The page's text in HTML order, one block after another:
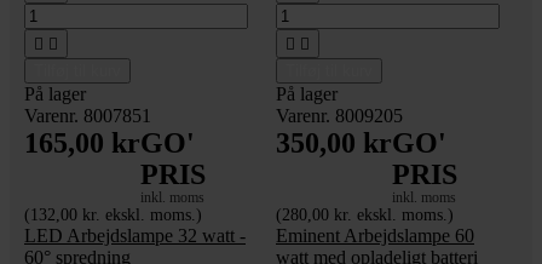
 
På lager
Varenr. 8007851
165,00 krGO'
PRIS
inkl. moms
(132,00 kr. ekskl. moms.)
LED Arbejdslampe 32 watt -
60° spredning
 
På lager
Varenr. 8009205
350,00 krGO'
PRIS
inkl. moms
(280,00 kr. ekskl. moms.)
Eminent Arbejdslampe 60
watt med opladeligt batteri